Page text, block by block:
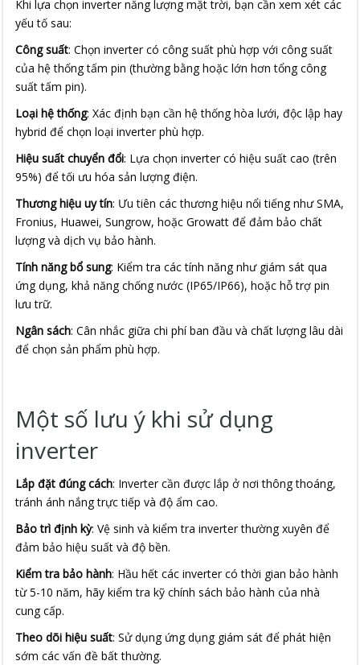
Khi lựa chọn inverter năng lượng mặt trời, bạn cần xem xét các
yếu tố sau:
Công suất: Chọn inverter có công suất phù hợp với công suất
của hệ thống tấm pin (thường bằng hoặc lớn hơn tổng công
suất tấm pin).
Loại hệ thống: Xác định bạn cần hệ thống hòa lưới, độc lập hay
hybrid để chọn loại inverter phù hợp.
Hiệu suất chuyển đổi: Lựa chọn inverter có hiệu suất cao (trên
95%) để tối ưu hóa sản lượng điện.
Thương hiệu uy tín: Ưu tiên các thương hiệu nổi tiếng như SMA,
Fronius, Huawei, Sungrow, hoặc Growatt để đảm bảo chất
lượng và dịch vụ bảo hành.
Tính năng bổ sung: Kiểm tra các tính năng như giám sát qua
ứng dụng, khả năng chống nước (IP65/IP66), hoặc hỗ trợ pin
lưu trữ.
Ngân sách: Cân nhắc giữa chi phí ban đầu và chất lượng lâu dài
để chọn sản phẩm phù hợp.
Một số lưu ý khi sử dụng
inverter
Lắp đặt đúng cách: Inverter cần được lắp ở nơi thông thoáng,
tránh ánh nắng trực tiếp và độ ẩm cao.
Bảo trì định kỳ: Vệ sinh và kiểm tra inverter thường xuyên để
đảm bảo hiệu suất và độ bền.
Kiểm tra bảo hành: Hầu hết các inverter có thời gian bảo hành
từ 5-10 năm, hãy kiểm tra kỹ chính sách bảo hành của nhà
cung cấp.
Theo dõi hiệu suất: Sử dụng ứng dụng giám sát để phát hiện
sớm các vấn đề bất thường.